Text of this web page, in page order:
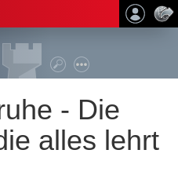
- Die
alles lehrt